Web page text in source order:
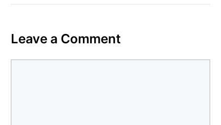
Leave a Comment